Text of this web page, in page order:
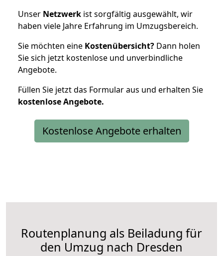
Unser Netzwerk ist sorgfältig ausgewählt, wir
haben viele Jahre Erfahrung im Umzugsbereich.
Sie möchten eine Kostenübersicht? Dann holen
Sie sich jetzt kostenlose und unverbindliche
Angebote.
Füllen Sie jetzt das Formular aus und erhalten Sie
kostenloseAngebote.
Kostenlose Angebote erhalten
Routenplanung als Beiladung für
den Umzug nach Dresden